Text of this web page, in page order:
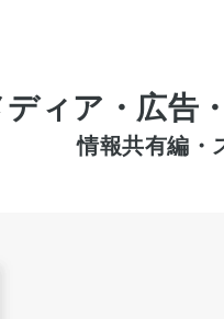
ィア・広告
情報共有編・